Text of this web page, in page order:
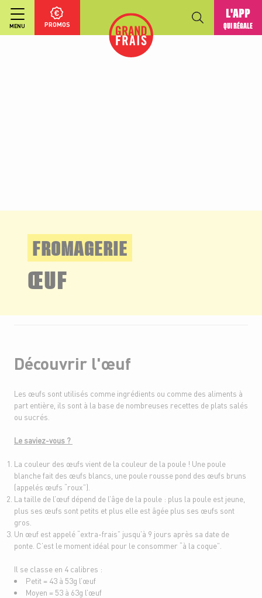
MENU PROMOS
L'APP
QUI RÉGALE
FROMAGERIE
ŒUF
Découvrir l'œuf
Les œufs sont utilisés comme ingrédients ou comme des aliments à
part entière, ils sont à la base de nombreuses recettes de plats salés
ou sucrés.
Le saviez-vous ?
La couleur des œufs vient de la couleur de la poule ! Une poule
blanche fait des œufs blancs, une poule rousse pond des œufs bruns
(appelés œufs “roux”).
La taille de l’œuf dépend de l’âge de la poule : plus la poule est jeune,
plus ses œufs sont petits et plus elle est âgée plus ses œufs sont
gros.
Un œuf est appelé “extra-frais” jusqu’à 9 jours après sa date de
ponte. C’est le moment idéal pour le consommer “à la coque”.
Il se classe en 4 calibres :
Petit = 43 à 53g l’œuf
Moyen = 53 à 63g l’œuf